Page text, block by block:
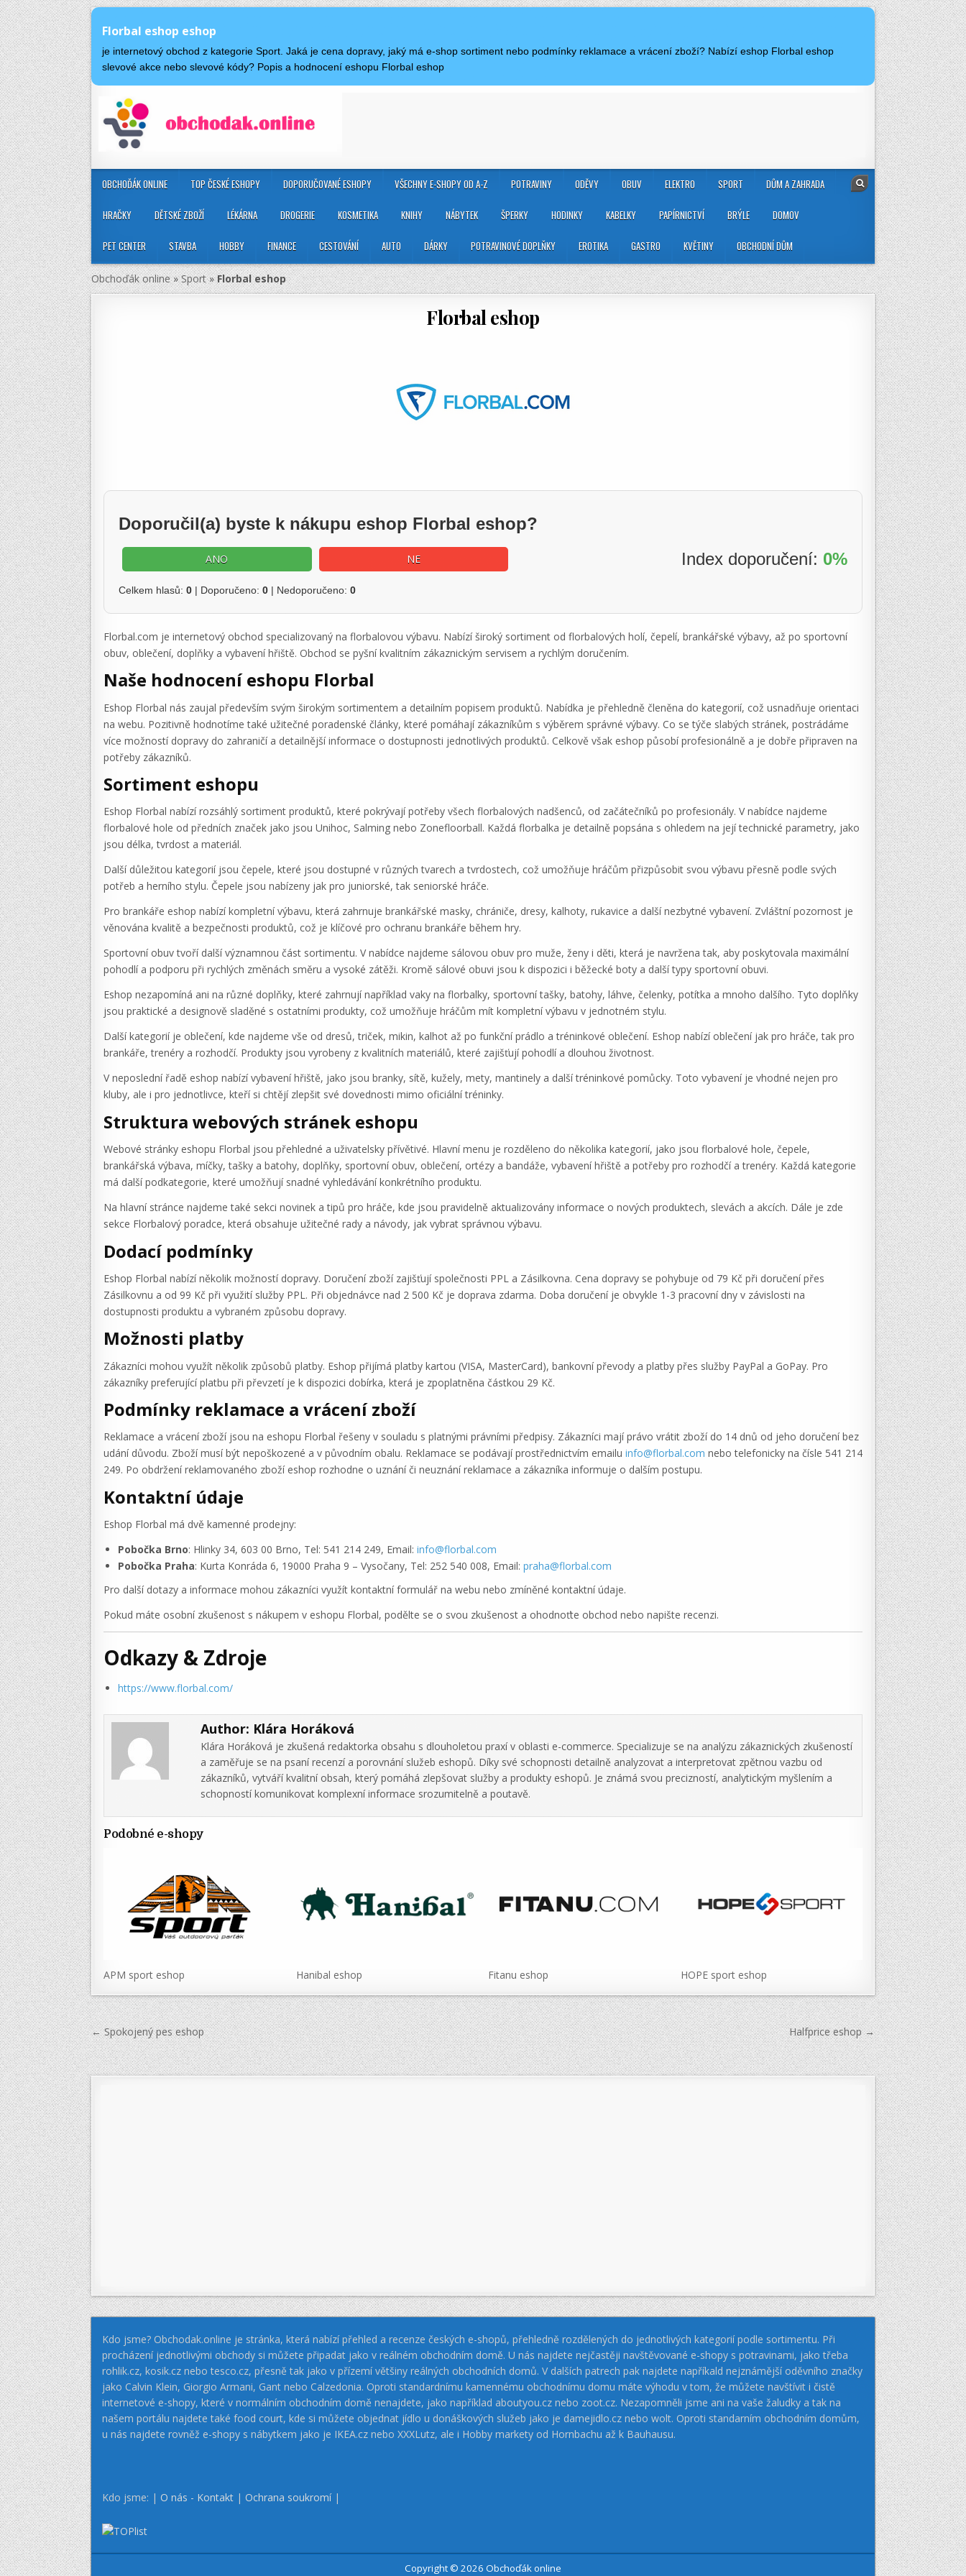
Florbal eshop eshop
je internetový obchod z kategorie Sport. Jaká je cena dopravy, jaký má e-shop sortiment nebo podmínky reklamace a vrácení zboží? Nabízí eshop Florbal eshop
slevové akce nebo slevové kódy? Popis a hodnocení eshopu Florbal eshop
OBCHOĎÁK ONLINE TOP ČESKÉ ESHOPY DOPORUČOVANÉ ESHOPY VŠECHNY E-SHOPY OD A-Z POTRAVINY ODĚVY OBUV ELEKTRO SPORT DŮM A ZAHRADA
HRAČKY DĚTSKÉ ZBOŽÍ LÉKÁRNA DROGERIE KOSMETIKA KNIHY NÁBYTEK ŠPERKY HODINKY KABELKY PAPÍRNICTVÍ BRÝLE DOMOV
PET CENTER STAVBA HOBBY FINANCE CESTOVÁNÍ AUTO DÁRKY POTRAVINOVÉ DOPLŇKY EROTIKA GASTRO KVĚTINY OBCHODNÍ DŮM
Obchoďák online»Sport»Florbal eshop
Florbal eshop
Doporučil(a) byste k nákupu eshop Florbal eshop?
ANO NE Index doporučení: 0%
Celkem hlasů: 0 | Doporučeno: 0 | Nedoporučeno: 0
Florbal.com je internetový obchod specializovaný na florbalovou výbavu. Nabízí široký sortiment od florbalových holí, čepelí, brankářské výbavy, až po sportovní
obuv, oblečení, doplňky a vybavení hřiště. Obchod se pyšní kvalitním zákaznickým servisem a rychlým doručením.
Naše hodnocení eshopu Florbal
Eshop Florbal nás zaujal především svým širokým sortimentem a detailním popisem produktů. Nabídka je přehledně členěna do kategorií, což usnadňuje orientaci
na webu. Pozitivně hodnotíme také užitečné poradenské články, které pomáhají zákazníkům s výběrem správné výbavy. Co se týče slabých stránek, postrádáme
více možností dopravy do zahraničí a detailnější informace o dostupnosti jednotlivých produktů. Celkově však eshop působí profesionálně a je dobře připraven na
potřeby zákazníků.
Sortiment eshopu
Eshop Florbal nabízí rozsáhlý sortiment produktů, které pokrývají potřeby všech florbalových nadšenců, od začátečníků po profesionály. V nabídce najdeme
florbalové hole od předních značek jako jsou Unihoc, Salming nebo Zonefloorball. Každá florbalka je detailně popsána s ohledem na její technické parametry, jako
jsou délka, tvrdost a materiál.
Další důležitou kategorií jsou čepele, které jsou dostupné v různých tvarech a tvrdostech, což umožňuje hráčům přizpůsobit svou výbavu přesně podle svých
potřeb a herního stylu. Čepele jsou nabízeny jak pro juniorské, tak seniorské hráče.
Pro brankáře eshop nabízí kompletní výbavu, která zahrnuje brankářské masky, chrániče, dresy, kalhoty, rukavice a další nezbytné vybavení. Zvláštní pozornost je
věnována kvalitě a bezpečnosti produktů, což je klíčové pro ochranu brankáře během hry.
Sportovní obuv tvoří další významnou část sortimentu. V nabídce najdeme sálovou obuv pro muže, ženy i děti, která je navržena tak, aby poskytovala maximální
pohodlí a podporu při rychlých změnách směru a vysoké zátěži. Kromě sálové obuvi jsou k dispozici i běžecké boty a další typy sportovní obuvi.
Eshop nezapomíná ani na různé doplňky, které zahrnují například vaky na florbalky, sportovní tašky, batohy, láhve, čelenky, potítka a mnoho dalšího. Tyto doplňky
jsou praktické a designově sladěné s ostatními produkty, což umožňuje hráčům mít kompletní výbavu v jednotném stylu.
Další kategorií je oblečení, kde najdeme vše od dresů, triček, mikin, kalhot až po funkční prádlo a tréninkové oblečení. Eshop nabízí oblečení jak pro hráče, tak pro
brankáře, trenéry a rozhodčí. Produkty jsou vyrobeny z kvalitních materiálů, které zajišťují pohodlí a dlouhou životnost.
V neposlední řadě eshop nabízí vybavení hřiště, jako jsou branky, sítě, kužely, mety, mantinely a další tréninkové pomůcky. Toto vybavení je vhodné nejen pro
kluby, ale i pro jednotlivce, kteří si chtějí zlepšit své dovednosti mimo oficiální tréninky.
Struktura webových stránek eshopu
Webové stránky eshopu Florbal jsou přehledné a uživatelsky přívětivé. Hlavní menu je rozděleno do několika kategorií, jako jsou florbalové hole, čepele,
brankářská výbava, míčky, tašky a batohy, doplňky, sportovní obuv, oblečení, ortézy a bandáže, vybavení hřiště a potřeby pro rozhodčí a trenéry. Každá kategorie
má další podkategorie, které umožňují snadné vyhledávání konkrétního produktu.
Na hlavní stránce najdeme také sekci novinek a tipů pro hráče, kde jsou pravidelně aktualizovány informace o nových produktech, slevách a akcích. Dále je zde
sekce Florbalový poradce, která obsahuje užitečné rady a návody, jak vybrat správnou výbavu.
Dodací podmínky
Eshop Florbal nabízí několik možností dopravy. Doručení zboží zajišťují společnosti PPL a Zásilkovna. Cena dopravy se pohybuje od 79 Kč při doručení přes
Zásilkovnu a od 99 Kč při využití služby PPL. Při objednávce nad 2 500 Kč je doprava zdarma. Doba doručení je obvykle 1-3 pracovní dny v závislosti na
dostupnosti produktu a vybraném způsobu dopravy.
Možnosti platby
Zákazníci mohou využít několik způsobů platby. Eshop přijímá platby kartou (VISA, MasterCard), bankovní převody a platby přes služby PayPal a GoPay. Pro
zákazníky preferující platbu při převzetí je k dispozici dobírka, která je zpoplatněna částkou 29 Kč.
Podmínky reklamace a vrácení zboží
Reklamace a vrácení zboží jsou na eshopu Florbal řešeny v souladu s platnými právními předpisy. Zákazníci mají právo vrátit zboží do 14 dnů od jeho doručení bez
udání důvodu. Zboží musí být nepoškozené a v původním obalu. Reklamace se podávají prostřednictvím emailu info@florbal.com nebo telefonicky na čísle 541 214
249. Po obdržení reklamovaného zboží eshop rozhodne o uznání či neuznání reklamace a zákazníka informuje o dalším postupu.
Kontaktní údaje
Eshop Florbal má dvě kamenné prodejny:
Pobočka Brno: Hlinky 34, 603 00 Brno, Tel: 541 214 249, Email: info@florbal.com
Pobočka Praha: Kurta Konráda 6, 19000 Praha 9 – Vysočany, Tel: 252 540 008, Email: praha@florbal.com
Pro další dotazy a informace mohou zákazníci využít kontaktní formulář na webu nebo zmíněné kontaktní údaje.
Pokud máte osobní zkušenost s nákupem v eshopu Florbal, podělte se o svou zkušenost a ohodnoťte obchod nebo napište recenzi.
Odkazy & Zdroje
https://www.florbal.com/
Author: Klára Horáková
Klára Horáková je zkušená redaktorka obsahu s dlouholetou praxí v oblasti e-commerce. Specializuje se na analýzu zákaznických zkušeností
a zaměřuje se na psaní recenzí a porovnání služeb eshopů. Díky své schopnosti detailně analyzovat a interpretovat zpětnou vazbu od
zákazníků, vytváří kvalitní obsah, který pomáhá zlepšovat služby a produkty eshopů. Je známá svou precizností, analytickým myšlením a
schopností komunikovat komplexní informace srozumitelně a poutavě.
Podobné e-shopy
APM sport eshop Hanibal eshop Fitanu eshop HOPE sport eshop
Navigace
pro
příspěvek
← Spokojený pes eshop Halfprice eshop →
Kdo jsme? Obchodak.online je stránka, která nabízí přehled a recenze českých e-shopů, přehledně rozdělených do jednotlivých kategorií podle sortimentu. Při
procházení jednotlivými obchody si můžete připadat jako v reálném obchodním domě. U nás najdete nejčastěji navštěvované e-shopy s potravinami, jako třeba
rohlik.cz, kosik.cz nebo tesco.cz, přesně tak jako v přízemí většiny reálných obchodních domů. V dalších patrech pak najdete napříkald nejznámější oděvního značky
jako Calvin Klein, Giorgio Armani, Gant nebo Calzedonia. Oproti standardnímu kamennému obchodnímu domu máte výhodu v tom, že můžete navštívit i čistě
internetové e-shopy, které v normálním obchodním domě nenajdete, jako například aboutyou.cz nebo zoot.cz. Nezapomněli jsme ani na vaše žaludky a tak na
našem portálu najdete také food court, kde si můžete objednat jídlo u donáškových služeb jako je damejidlo.cz nebo wolt. Oproti standarním obchodním domům,
u nás najdete rovněž e-shopy s nábytkem jako je IKEA.cz nebo XXXLutz, ale i Hobby markety od Hornbachu až k Bauhausu.
Kdo jsme: | O nás - Kontakt | Ochrana soukromí|
Copyright © 2026 Obchoďák online